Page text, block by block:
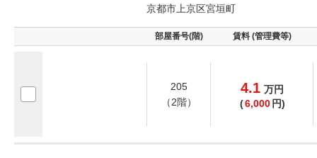
京都市上京区宮垣町
部屋番号(階) 賃料 (管理費等)
205
（2階）
4.1 万円
(6,000 円)